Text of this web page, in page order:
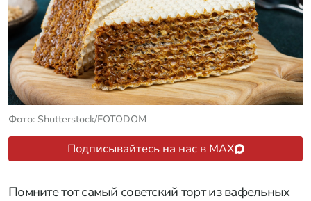
Фото: Shutterstock/FOTODOM
Подписывайтесь на нас в MAX
Помните тот самый советский торт из вафельных